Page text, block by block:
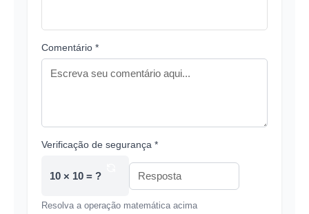
Comentário *
Verificação de segurança *
10 × 10 = ?
Resolva a operação matemática acima